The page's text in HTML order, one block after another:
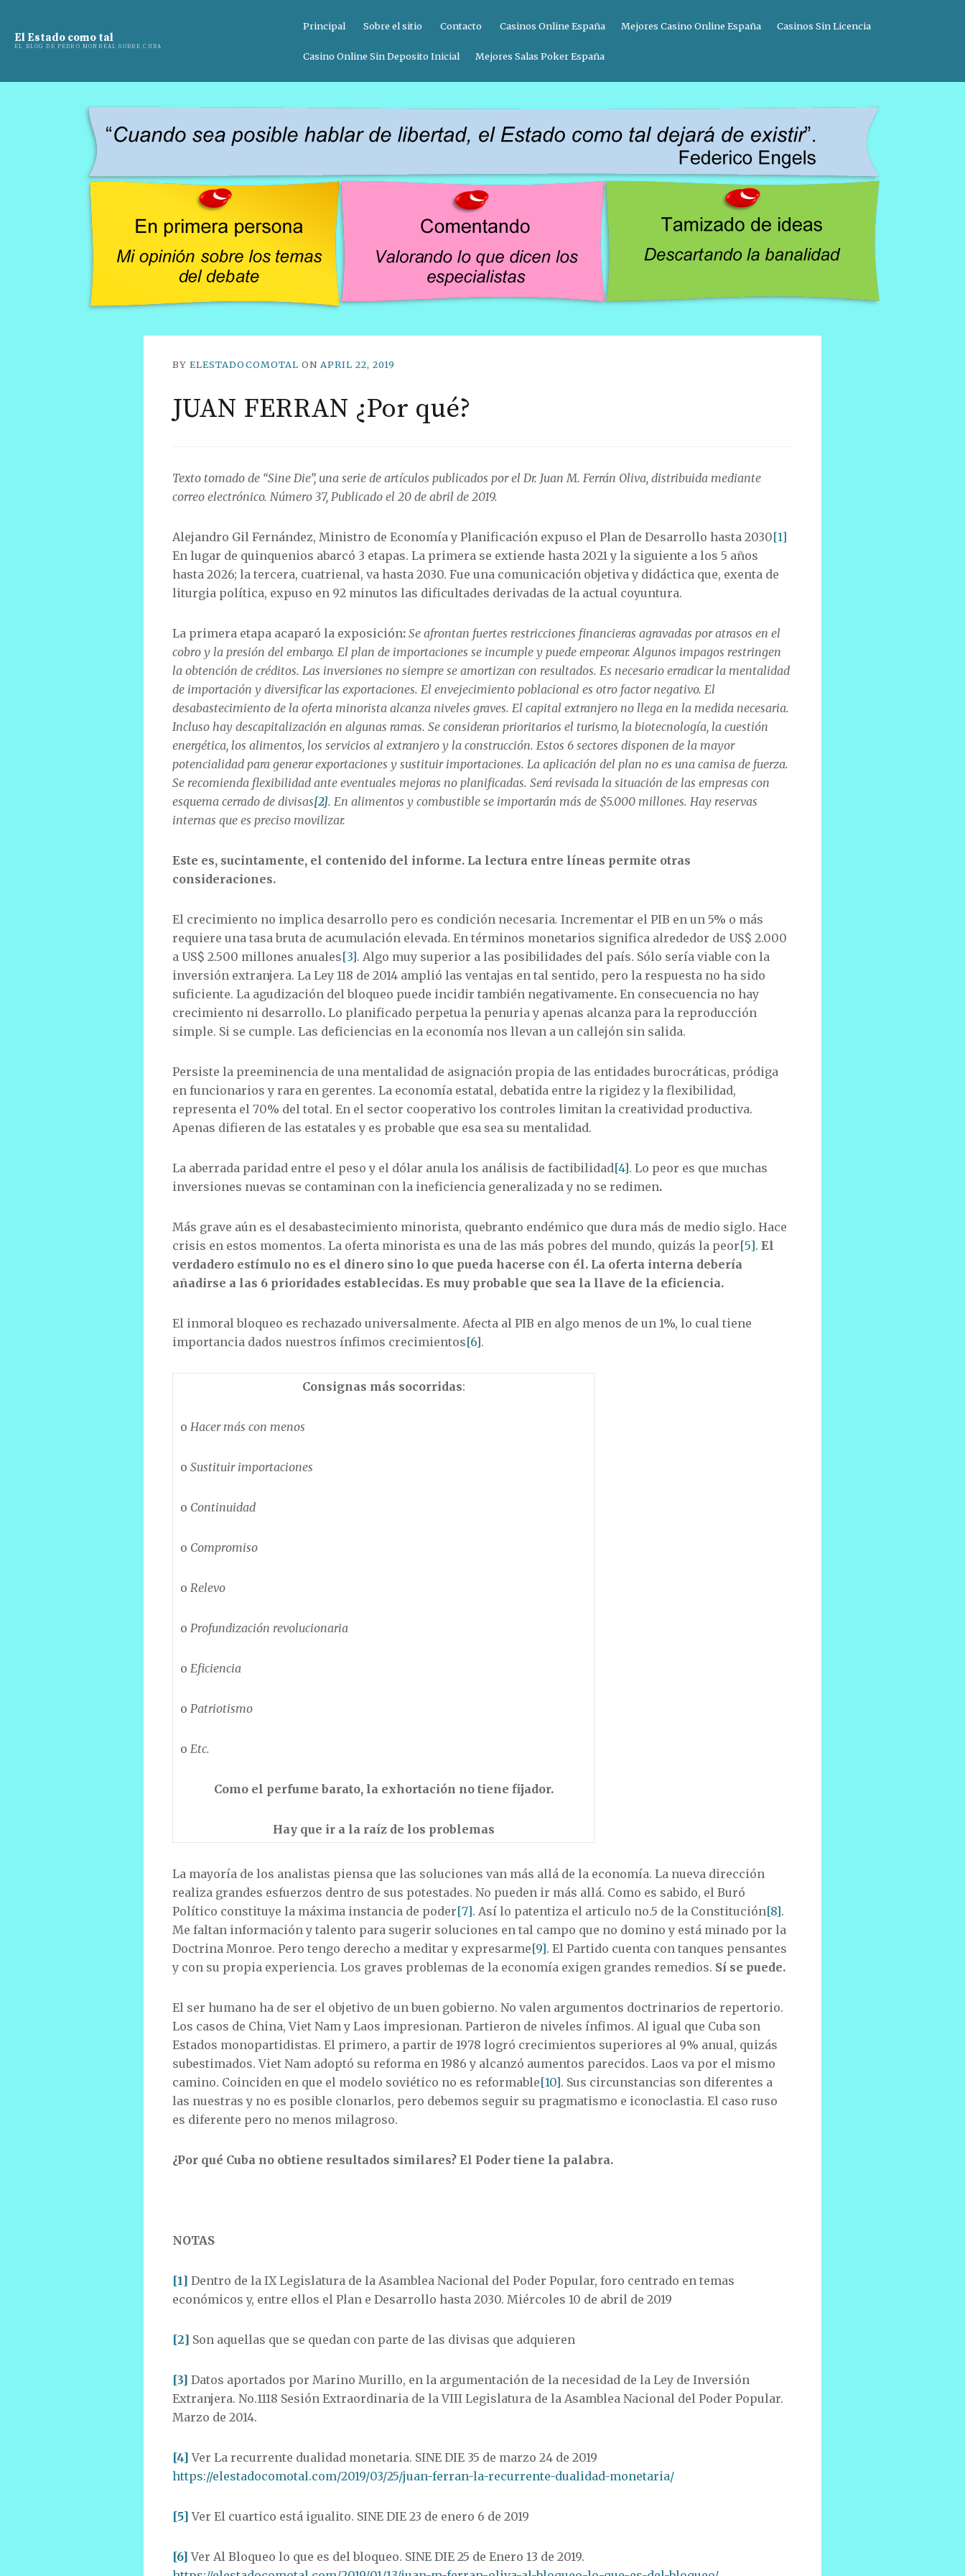
El Estado como tal
EL BLOG DE PEDRO MONREAL SOBRE CUBA
Principal Sobre el sitio Contacto Casinos Online España Mejores Casino Online España Casinos Sin Licencia
Casino Online Sin Deposito Inicial Mejores Salas Poker España
BY ELESTADOCOMOTAL ON APRIL 22, 2019
JUAN FERRAN ¿Por qué?
Texto tomado de “Sine Die”, una serie de artículos publicados por el Dr. Juan M. Ferrán Oliva, distribuida mediante
correo electrónico. Número 37, Publicado el 20 de abril de 2019.
Alejandro Gil Fernández, Ministro de Economía y Planificación expuso el Plan de Desarrollo hasta 2030[1]
En lugar de quinquenios abarcó 3 etapas. La primera se extiende hasta 2021 y la siguiente a los 5 años
hasta 2026; la tercera, cuatrienal, va hasta 2030. Fue una comunicación objetiva y didáctica que, exenta de
liturgia política, expuso en 92 minutos las dificultades derivadas de la actual coyuntura.
La primera etapa acaparó la exposición: Se afrontan fuertes restricciones financieras agravadas por atrasos en el
cobro y la presión del embargo. El plan de importaciones se incumple y puede empeorar. Algunos impagos restringen
la obtención de créditos. Las inversiones no siempre se amortizan con resultados. Es necesario erradicar la mentalidad
de importación y diversificar las exportaciones. El envejecimiento poblacional es otro factor negativo. El
desabastecimiento de la oferta minorista alcanza niveles graves. El capital extranjero no llega en la medida necesaria.
Incluso hay descapitalización en algunas ramas. Se consideran prioritarios el turismo, la biotecnología, la cuestión
energética, los alimentos, los servicios al extranjero y la construcción. Estos 6 sectores disponen de la mayor
potencialidad para generar exportaciones y sustituir importaciones. La aplicación del plan no es una camisa de fuerza.
Se recomienda flexibilidad ante eventuales mejoras no planificadas. Será revisada la situación de las empresas con
esquema cerrado de divisas[2]. En alimentos y combustible se importarán más de $5.000 millones. Hay reservas
internas que es preciso movilizar.
Este es, sucintamente, el contenido del informe. La lectura entre líneas permite otras
consideraciones.
El crecimiento no implica desarrollo pero es condición necesaria.Incrementar el PIB en un 5% o más
requiere una tasa bruta de acumulación elevada. En términos monetarios significa alrededor de US$ 2.000
a US$ 2.500 millones anuales[3]. Algo muy superior a las posibilidades del país. Sólo sería viable con la
inversión extranjera. La Ley 118 de 2014 amplió las ventajas en tal sentido, pero la respuesta no ha sido
suficiente. La agudización del bloqueo puede incidir también negativamente.En consecuencia no hay
crecimiento ni desarrollo. Lo planificado perpetua la penuria y apenas alcanza para la reproducción
simple. Si se cumple. Las deficiencias en la economía nos llevan a un callejón sin salida.
Persiste la preeminencia de una mentalidad de asignación propia de las entidades burocráticas, pródiga
en funcionarios y rara en gerentes. La economía estatal, debatida entre la rigidez y la flexibilidad,
representa el 70% del total. En el sector cooperativo los controles limitan la creatividad productiva.
Apenas difieren de las estatales y es probable que esa sea su mentalidad.
La aberrada paridad entre el peso y el dólar anula los análisis de factibilidad[4]. Lo peor es que muchas
inversiones nuevas se contaminan con la ineficiencia generalizada y no se redimen.
Más grave aún es el desabastecimiento minorista, quebranto endémico que dura más de medio siglo. Hace
crisis en estos momentos. La oferta minorista es una de las más pobres del mundo, quizás la peor[5].El
verdadero estímulo no es el dinero sino lo que pueda hacerse con él. La oferta interna debería
añadirse a las 6 prioridades establecidas. Es muy probable que sea la llave de la eficiencia.
El inmoral bloqueo es rechazado universalmente. Afecta al PIB en algo menos de un 1%, lo cual tiene
importancia dados nuestros ínfimos crecimientos[6].
Consignas más socorridas:
oHacer más con menos
oSustituir importaciones
o Continuidad
o Compromiso
oRelevo
oProfundización revolucionaria
oEficiencia
oPatriotismo
oEtc.
Como el perfume barato, la exhortación no tiene fijador.
Hay que ir a la raíz de los problemas
La mayoría de los analistas piensa que las soluciones van más allá de la economía. La nueva dirección
realiza grandes esfuerzos dentro de sus potestades. No pueden ir más allá. Como es sabido, el Buró
Político constituye la máxima instancia de poder[7]. Así lo patentiza el articulo no.5 de la Constitución[8].
Me faltan información y talento para sugerir soluciones en tal campo que no domino y está minado por la
Doctrina Monroe. Pero tengo derecho a meditar y expresarme[9]. El Partido cuenta con tanques pensantes
y con su propia experiencia. Los graves problemas de la economía exigen grandes remedios. Sí se puede.
El ser humano ha de ser el objetivo de un buen gobierno. No valen argumentos doctrinarios de repertorio.
Los casos de China, Viet Nam y Laos impresionan. Partieron de niveles ínfimos. Al igual que Cuba son
Estados monopartidistas. El primero, a partir de 1978 logró crecimientos superiores al 9% anual, quizás
subestimados. Viet Nam adoptó su reforma en 1986 y alcanzó aumentos parecidos. Laos va por el mismo
camino. Coinciden en que el modelo soviético no es reformable[10]. Sus circunstancias son diferentes a
las nuestras y no es posible clonarlos, pero debemos seguir su pragmatismo e iconoclastia. El caso ruso
es diferente pero no menos milagroso.
¿Por qué Cuba no obtiene resultados similares? El Poder tiene la palabra.
NOTAS
[1] Dentro de la IX Legislatura de la Asamblea Nacional del Poder Popular, foro centrado en temas
económicos y, entre ellos el Plan e Desarrollo hasta 2030. Miércoles 10 de abril de 2019
[2] Son aquellas que se quedan con parte de las divisas que adquieren
[3] Datos aportados por Marino Murillo, en la argumentación de la necesidad de la Ley de Inversión
Extranjera. No.1118 Sesión Extraordinaria de la VIII Legislatura de la Asamblea Nacional del Poder Popular.
Marzo de 2014.
[4] Ver La recurrente dualidad monetaria. SINE DIE 35 de marzo 24 de 2019
https://elestadocomotal.com/2019/03/25/juan-ferran-la-recurrente-dualidad-monetaria/
[5] Ver El cuartico está igualito. SINE DIE 23 de enero 6 de 2019
[6] Ver Al Bloqueo lo que es del bloqueo. SINE DIE 25 de Enero 13 de 2019.